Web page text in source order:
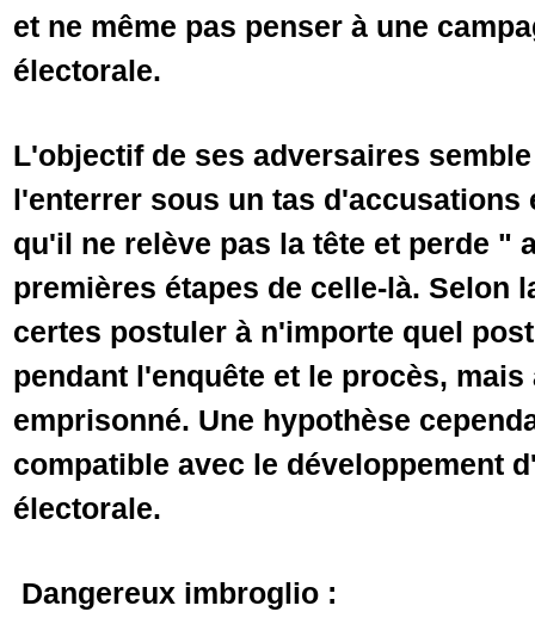
et ne même pas penser à une
L'objectif de ses adversaires
l'enterrer sous un tas d'accusations
qu'il ne relève pas la tête et perde "
premières étapes de celle-là. Selon
certes postuler à n'importe quel
pendant l'enquête et le procès,
emprisonné. Une hypothèse
compatible avec le développement
électorale.
Dangereux imbroglio :